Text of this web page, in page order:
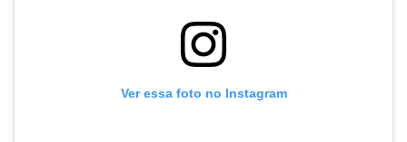
Ver essa foto no Instagram